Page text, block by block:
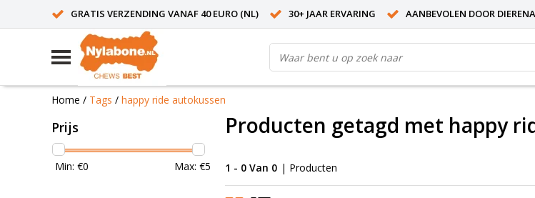
GRATIS VERZENDING VANAF 40 EURO (NL) 30+ JAAR ERVARING AANBEVOLEN DOOR
Home / Tags / happy ride autokussen
Prijs
Min: €0 Max: €5
Producten getagd met happy
1 - 0 Van 0 | Producten